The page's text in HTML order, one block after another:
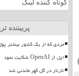
کوتاه کننده لینک
پربیننده
مردی که از یک کشور بیشتر
اپل از OpenAI شکایت نمود
تارتار در گل گهر ماندنی شد